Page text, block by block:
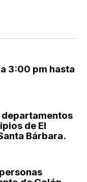
3:00 pm hasta
de El
Bárbara.